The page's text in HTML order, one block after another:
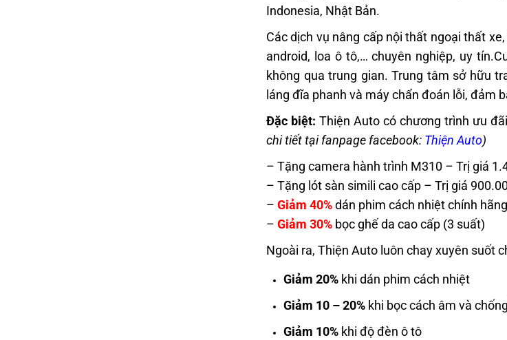
Indonesia, Nhật Bản.
Các dịch vụ nâng cấp nội thất ngoại thất
android, loa ô tô,… chuyên nghiệp, uy tín.
không qua trung gian.Trung tâm sở hữu
láng đĩa phanh và máy chẩn đoán lỗi, đảm
Đặc biệt: Thiện Auto có chương trình ưu
chi tiết tại fanpage facebook: Thiện Auto)
– Tặng camera hành trình M310 – Trị giá
– Tặng lót sàn simili cao cấp – Trị giá
– Giảm 40%dán phim cách nhiệt chính
– Giảm 30% bọc ghế da cao cấp (3 suất)
Ngoài ra, Thiện Auto luôn chay xuyên suốt
Giảm 20% khi dán phim cách nhiệt
Giảm 10 – 20% khi bọc cách âm và
Giảm 10% khi độ đèn ô tô